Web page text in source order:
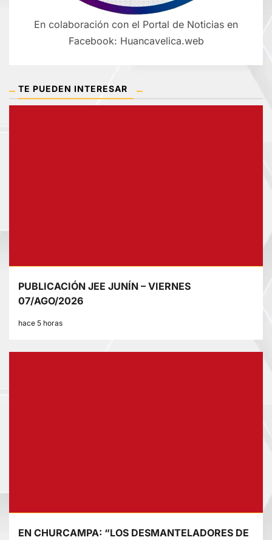
En colaboración con el Portal de Noticias en
Facebook: Huancavelica.web
TE PUEDEN INTERESAR
PUBLICACIÓN JEE JUNÍN – VIERNES
07/AGO/2026
hace 5 horas
EN CHURCAMPA: “LOS DESMANTELADORES DE